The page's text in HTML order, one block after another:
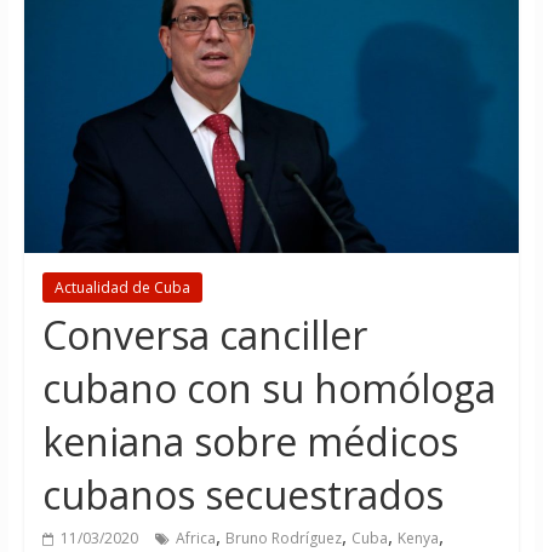
Actualidad de Cuba
Conversa canciller
cubano con su homóloga
keniana sobre médicos
cubanos secuestrados
11/03/2020 Africa, Bruno Rodríguez, Cuba, Kenya,